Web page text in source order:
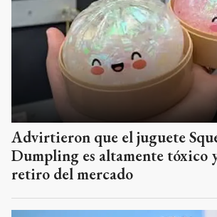
Advirtieron que el juguete
Dumpling es altamente tóxico
retiro del mercado